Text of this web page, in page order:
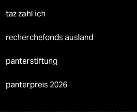
taz zahl ich
recherchefonds ausland
panterstiftung
panterpreis 2026